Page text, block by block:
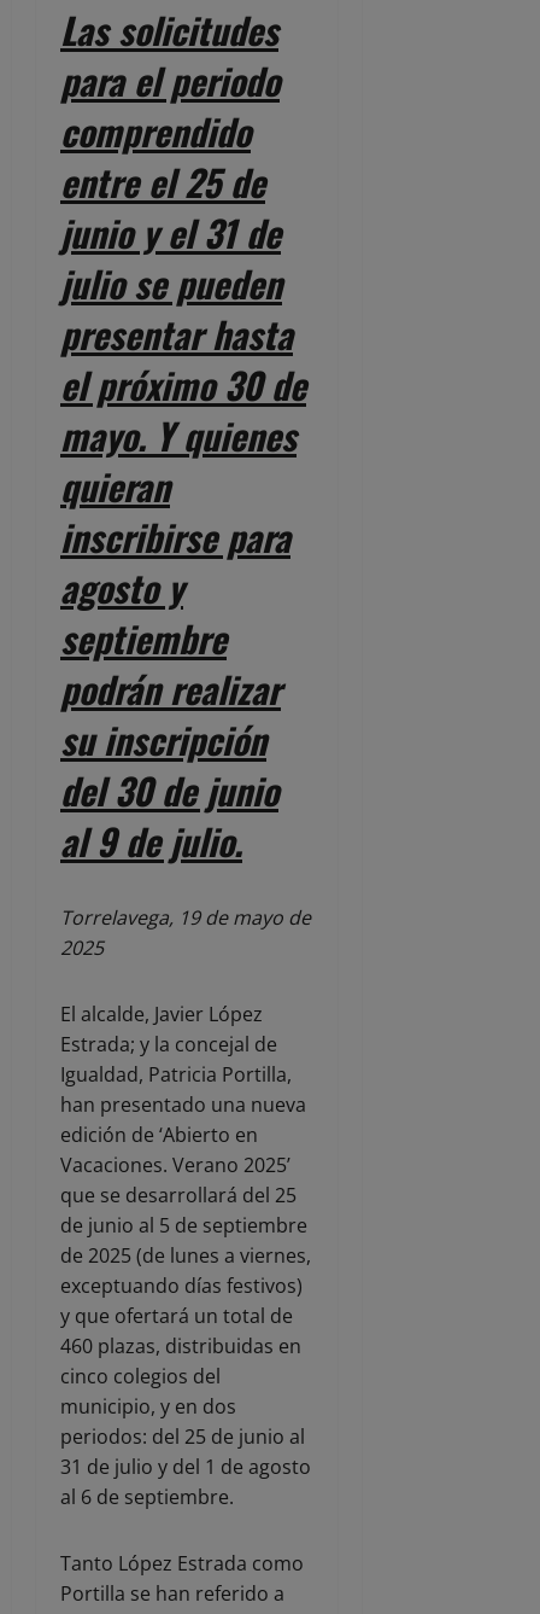
Las solicitudes
para el periodo
comprendido
entre el 25 de
junio y el 31 de
julio se pueden
presentar hasta
el próximo 30 de
mayo. Y quienes
quieran
inscribirse para
agosto y
septiembre
podrán realizar
su inscripción
del 30 de junio
al 9 de julio.
Torrelavega, 19 de mayo de
2025
El alcalde, Javier López
Estrada; y la concejal de
Igualdad, Patricia Portilla,
han presentado una nueva
edición de ‘Abierto en
Vacaciones. Verano 2025’
que se desarrollará del 25
de junio al 5 de septiembre
de 2025 (de lunes a viernes,
exceptuando días festivos)
y que ofertará un total de
460 plazas, distribuidas en
cinco colegios del
municipio, y en dos
periodos: del 25 de junio al
31 de julio y del 1 de agosto
al 6 de septiembre.
Tanto López Estrada como
Portilla se han referido a